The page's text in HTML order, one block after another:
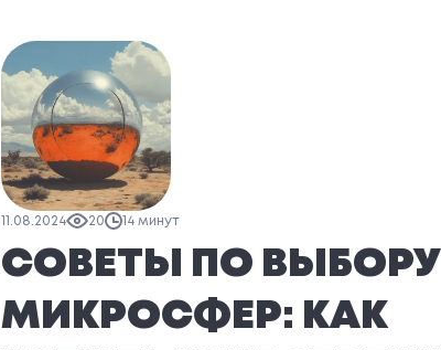
11.08.2024 20 14 минут
СОВЕТЫ ПО ВЫБОРУ
МИКРОСФЕР: КАК